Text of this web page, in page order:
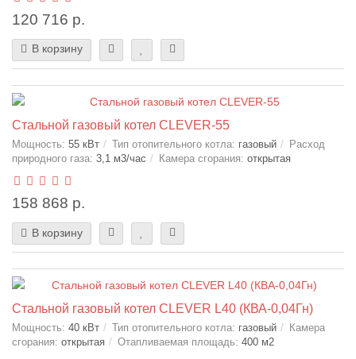
120 716 р.
В корзину
Стальной газовый котел CLEVER-55
Мощность: 55 кВт Тип отопительного котла: газовый
Расход
природного газа: 3,1 м3/час Камера сгорания: открытая
158 868 р.
В корзину
Стальной газовый котел CLEVER L40 (КВА-0,04Гн)
Мощность: 40 кВт Тип отопительного котла: газовый
Камера
сгорания: открытая Отапливаемая площадь: 400 м2